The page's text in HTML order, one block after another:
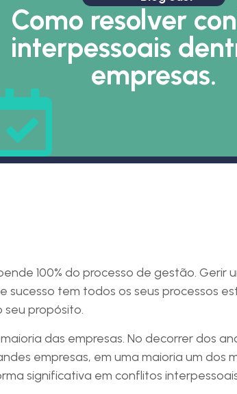
Como resolver
interpessoais
empresas.
100% do processo de gestão. Gerir
sucesso tem todos os seus processos
seu propósito.
das empresas. No decorrer dos
empresas, em uma maioria um dos
significativa em conflitos